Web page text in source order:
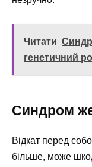
Читати
генетичний
Синдром
Відкат перед
більше, може